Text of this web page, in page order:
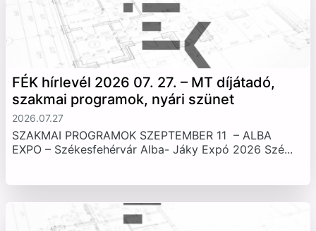
FÉK hírlevél 2026 07. 27. – MT díjátadó,
szakmai programok, nyári szünet
2026.07.27
SZAKMAI PROGRAMOK SZEPTEMBER 11 – ALBA
EXPO – Székesfehérvár Alba- Jáky Expó 2026 Szé...